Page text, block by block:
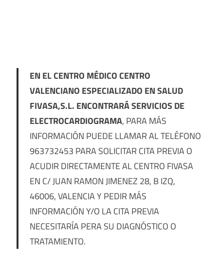
EN EL CENTRO MÉDICO CENTRO
VALENCIANO ESPECIALIZADO EN SALUD
FIVASA,S.L. ENCONTRARÁ SERVICIOS DE
ELECTROCARDIOGRAMA, PARA MÁS
INFORMACIÓN PUEDE LLAMAR AL TELÉFONO
963732453 PARA SOLICITAR CITA PREVIA O
ACUDIR DIRECTAMENTE AL CENTRO FIVASA
EN C/ JUAN RAMON JIMENEZ 28, B IZQ,
46006, VALENCIA Y PEDIR MÁS
INFORMACIÓN Y/O LA CITA PREVIA
NECESITARÍA PERA SU DIAGNÓSTICO O
TRATAMIENTO.